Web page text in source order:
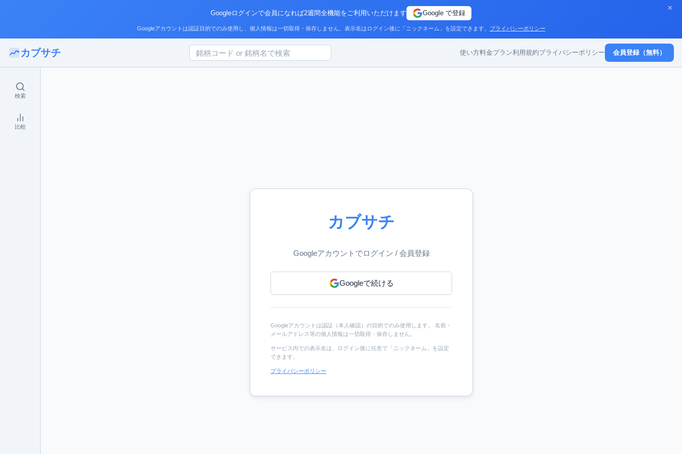
✕
Googleログインで会員になれば2週間全機能をご利用いただけます Google で登録
Googleアカウントは認証目的でのみ使用し、個人情報は一切取得・保存しません。表示名はログイン後に「ニックネーム」を設定できます。 プライバシーポリシー
カブサチ 使い方料金プラン利用規約プライバシーポリシー 会員登録（無料）
検索
比較
カブサチ
Googleアカウントでログイン / 会員登録
Googleで続ける
Googleアカウントは認証（本人確認）の目的でのみ使用します。 名前・
メールアドレス等の個人情報は一切取得・保存しません。
サービス内での表示名は、ログイン後に任意で「ニックネーム」を設定
できます。
プライバシーポリシー